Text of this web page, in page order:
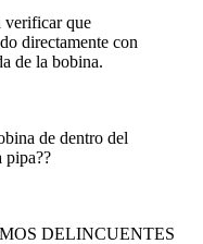
verificar que
directamente con
de la bobina.
de dentro del
pipa??
DELINCUENTES